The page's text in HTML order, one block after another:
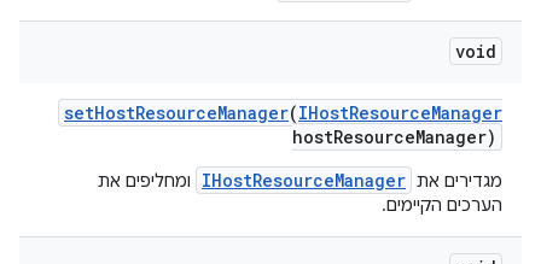
void
setHostResourceManager(IHostResourceManager
hostResourceManager)
מגדירים את IHostResourceManager
ומחליפים את
הערכים הקיימים.